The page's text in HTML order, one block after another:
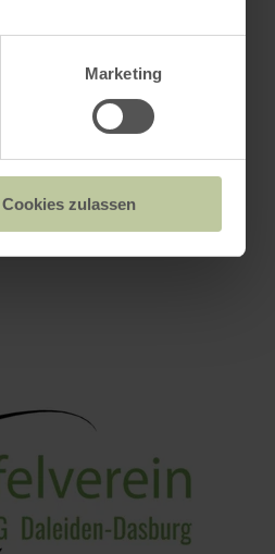
Marketing
Cookies zulassen